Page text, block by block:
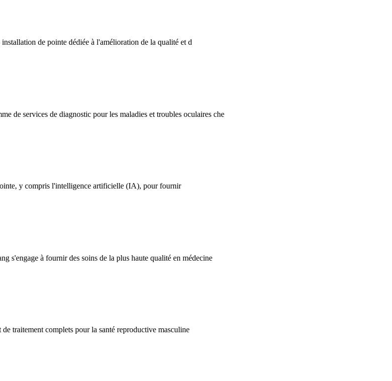
de pointe dédiée à l'amélioration de la qualité et d
de services de diagnostic pour les maladies et troubles oculaires che
y compris l'intelligence artificielle (IA), pour fournir
s'engage à fournir des soins de la plus haute qualité en médecine
traitement complets pour la santé reproductive masculine